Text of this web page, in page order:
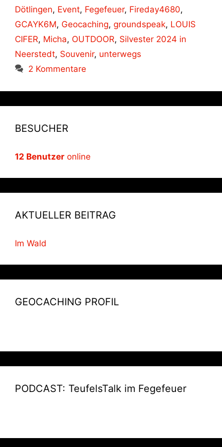
Dötlingen, Event, Fegefeuer, Fireday4680,
GCAYK6M, Geocaching, groundspeak, LOUIS
CIFER, Micha, OUTDOOR, Silvester 2024 in
Neerstedt, Souvenir, unterwegs
2 Kommentare
BESUCHER
12 Benutzer online
AKTUELLER BEITRAG
Im Wald
GEOCACHING PROFIL
PODCAST: TeufelsTalk im Fegefeuer